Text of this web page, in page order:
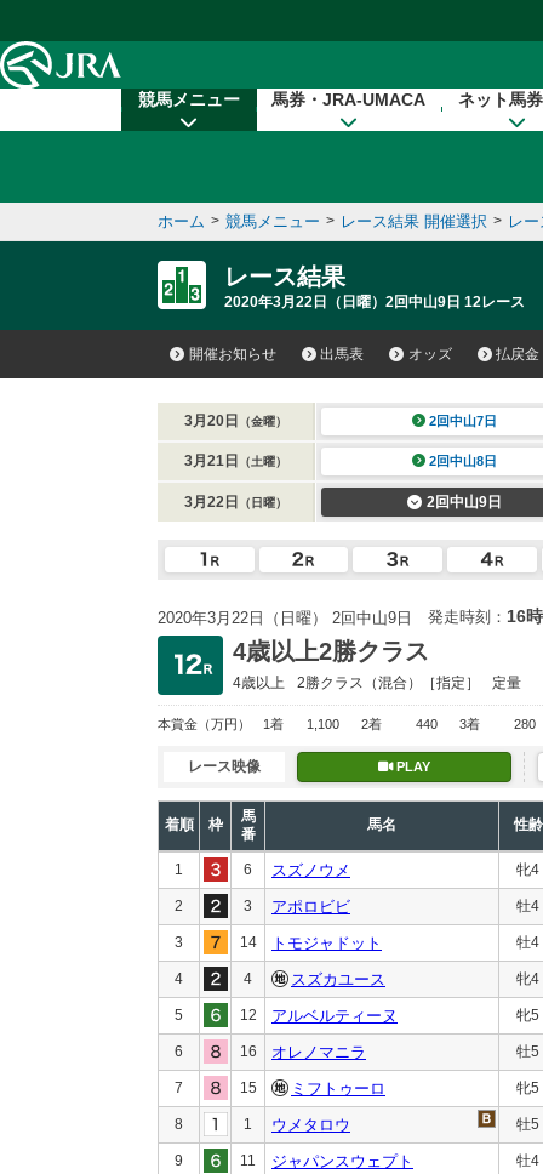
競馬メニュー 馬券・JRA-UMACA ネット馬
ホーム > 競馬メニュー > レース結果 開催選択 > レ
レース結果
2020年3月22日（日曜）2回中山9日 12レース
開催お知らせ 出馬表 オッズ 払戻金
3月20日 （金曜） 2回中山7日
3月21日 （土曜） 2回中山8日
3月22日 （日曜） 2回中山9日
2020年3月22日（日曜） 2回中山9日 発走時刻： 16
4歳以上2勝クラス
4歳以上 2勝クラス （混合）［指定］ 定量
本賞金 （万円） 1着 1,100 2着 440 3着 280
レース映像 PLAY
着順 枠
馬
番
馬名 性齢
1 6 スズノウメ 牝4
2 3 アポロビビ 牡4
3 14 トモジャドット 牡4
4 4 スズカユース 牝4
5 12 アルベルティーヌ 牝5
6 16 オレノマニラ 牡5
7 15 ミフトゥーロ 牝5
8 1 ウメタロウ 牡5
9 11 ジャパンスウェプト 牡4